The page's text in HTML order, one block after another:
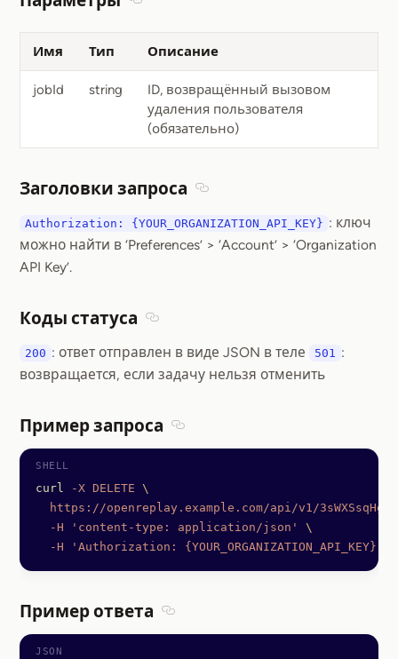
Имя Тип Описание
jobId string
ID, возвращённый вызовом
удаления пользователя
(обязательно)
Заголовки запроса
Authorization: {YOUR_ORGANIZATION_API_KEY} : ключ
можно найти в ‘Preferences’ > ‘Account’ > ‘Organization
API Key’.
Коды статуса
200 : ответ отправлен в виде JSON в теле 501 :
возвращается, если задачу нельзя отменить
Пример запроса
curl -X DELETE \
https://openreplay.example.com/api/v1/
  -H
'content-type: application/json'
\
  -H
'Authorization: {YOUR_ORGANIZATION_API_KEY}'
Пример ответа